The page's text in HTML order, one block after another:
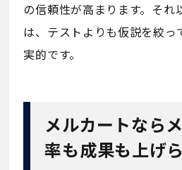
の信頼性が高まります。それ
は、テストよりも仮説を絞っ
実的です。
メルカートなら
率も成果も上げ